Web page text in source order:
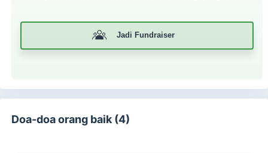
Jadi Fundraiser
Doa-doa orang baik (4)